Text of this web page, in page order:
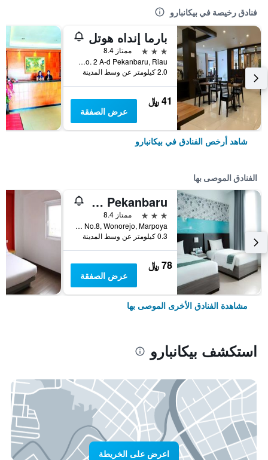
فنادق رخيصة في بيكانبارو
بارما إنداه هوتل
3 نجوم
ممتاز 8.4
Jl. Ikhlas No. 2 A-d Pekanbaru, Riau, بيكانبارو, إندونيسيا
2.0 كيلومتر عن وسط المدينة
41 ﷼
عرض الصفقة
شاهد أرخص الفنادق في بيكانبارو
الفنادق الموصى بها
Evo Hotel Pekanbaru
3 نجوم
ممتاز 8.4
Jl. Jenderal Sudirman No.8, Wonorejo, Marpoya, بيكانبارو, إندونيسيا
0.3 كيلومتر عن وسط المدينة
78 ﷼
عرض الصفقة
مشاهدة الفنادق الأخرى الموصى بها
استكشف بيكانبارو
اعرض على الخريطة